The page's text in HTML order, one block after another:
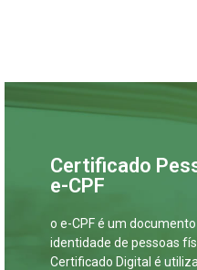
Certificado
e-CPF
o e-CPF é um
identidade de pessoas
Certificado Digital é